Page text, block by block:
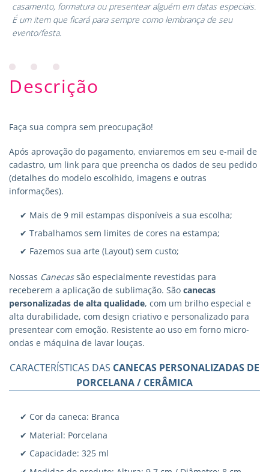
casamento, formatura ou presentear alguém em datas especiais.
É um item que ficará para sempre como lembrança de seu
evento/festa.
Descrição
Faça sua compra sem preocupação!
Após aprovação do pagamento, enviaremos em seu e-mail de
cadastro, um link para que preencha os dados de seu pedido
(detalhes do modelo escolhido, imagens e outras
informações).
✔ Mais de 9 mil estampas disponíveis a sua escolha;
✔ Trabalhamos sem limites de cores na estampa;
✔ Fazemos sua arte (Layout) sem custo;
Nossas Canecassão especialmente revestidas para
receberem a aplicação de sublimação. São canecas
personalizadas de alta qualidade, com um brilho especial e
alta durabilidade, com design criativo e personalizado para
presentear com emoção. Resistente ao uso em forno micro-
ondas e máquina de lavar louças.
CARACTERÍSTICAS DAS CANECAS PERSONALIZADAS DE
PORCELANA / CERÂMICA
✔ Cor da caneca: Branca
✔ Material: Porcelana
✔ Capacidade: 325 ml